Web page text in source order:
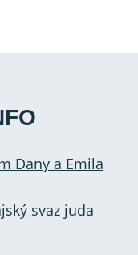
Dany a Emila
svaz juda